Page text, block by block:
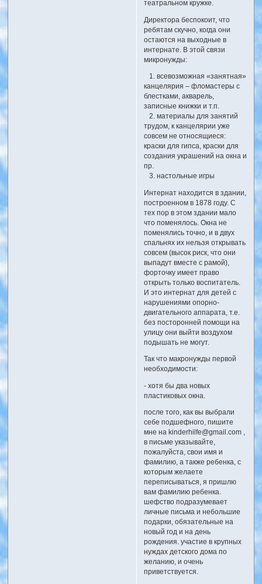
театральном кружке.
Директора беспокоит, что
ребятам скучно, когда они
остаются на выходные в
интернате. В этой связи
микронужды:
1. всевозможная «занятная»
канцелярия – фломастеры с
блестками, акварель,
записные книжки и т.п.
2. материалы для занятий
трудом, к канцелярии уже
совсем не относящиеся:
краски для гипса, краски для
создания украшений на окна и
пр.
3. настольные игры
Интернат находится в здании,
построенном в 1878 году. С
тех пор в этом здании мало
что поменялось. Окна не
поменялись точно, и в двух
спальнях их нельзя открывать
совсем (высок риск, что они
выпадут вместе с рамой),
форточку имеет право
открыть только воспитатель.
И это интернат для детей с
нарушениями опорно-
двигательного аппарата, т.е.
без посторонней помощи на
улицу они выйти воздухом
подышать не могут.
Так что макронужды первой
необходимости:
- хотя бы два новых
пластиковых окна.
после того, как вы выбрали
себе подшефного, пишите
мне на kinderhilfe@gmail.com ,
в письме указывайте,
пожалуйста, свои имя и
фамилию, а также ребенка, с
которым желаете
переписываться, я пришлю
вам фамилию ребенка.
шефство подразумевает
личные письма и небольшие
подарки, обязательные на
новый год и на день
рождения. участие в крупных
нуждах детского дома по
желанию, и очень
приветствуется.